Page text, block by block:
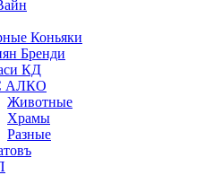
Коньяки
Бренди
КД
АЛКО
Животные
Храмы
Разные